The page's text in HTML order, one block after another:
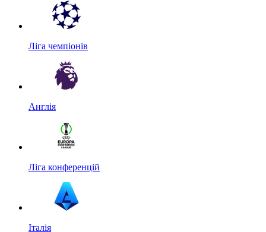
Ліга чемпіонів
Англія
Ліга конференцій
Італія